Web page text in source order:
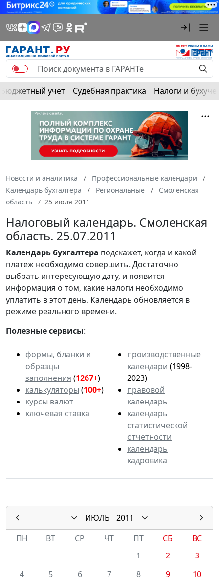
Бюджетный учет Судебная практика Налоги и
Новости и аналитика
Профессиональные календари
Календарь бухгалтера
Региональные
Смоленская
область
25 июля 2011
Налоговый календарь. Смоленская
область. 25.07.2011
Календарьбухгалтера подскажет, когда и какой
платеж необходимо совершить. Достаточно
выбрать интересующую дату, и появится
информация о том, какие налоги необходимо
уплатить в этот день. Календарь обновляется в
режиме реального времени.
Полезные сервисы:
формы, бланки и
образцы
заполнения (1267+)
калькуляторы (100+)
курсы валют
ключевая ставка
производственные
календари (1998-
2023)
правовой
календарь
календарь
статистической
отчетности
календарь
кадровика
ИЮЛЬ
2011
ПН
ВТ СР ЧТ ПТ СБ
ВС
1
2
3
4
5 6 7 8 9
10